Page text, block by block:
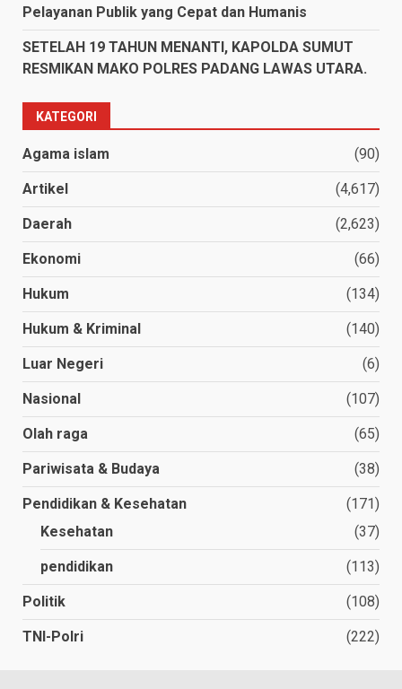
Pelayanan Publik yang Cepat dan Humanis
SETELAH 19 TAHUN MENANTI, KAPOLDA SUMUT
RESMIKAN MAKO POLRES PADANG LAWAS UTARA.
KATEGORI
Agama islam (90)
Artikel (4,617)
Daerah (2,623)
Ekonomi (66)
Hukum (134)
Hukum & Kriminal (140)
Luar Negeri (6)
Nasional (107)
Olah raga (65)
Pariwisata & Budaya (38)
Pendidikan & Kesehatan
(171)
Kesehatan
(37)
pendidikan (113)
Politik (108)
TNI-Polri (222)